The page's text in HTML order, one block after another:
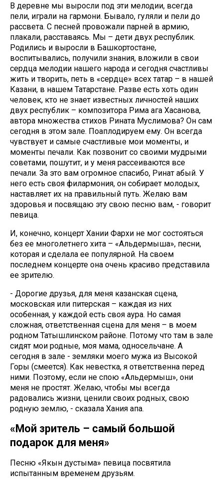
В деревне мы выросли под эти мелодии, всегда
пели, играли на гармони. Бывало, гуляли и пели до
рассвета. С песней провожали парней в армию,
плакали, расставаясь. Мы – дети двух республик.
Родились и выросли в Башкортостане,
воспитывались, получили знания, вложили в свои
сердца мелодии нашего народа и сегодня счастливы
жить и творить, петь в «сердце» всех татар – в нашей
Казани, в нашем Татарстане. Разве есть хоть один
человек, кто не знает известных личностей наших
двух республик – композитора Рима ага Хасанова,
автора множества стихов Рината Муслимова? Он сам
сегодня в этом зале. Поаплодируем ему. Он всегда
чувствует и самые счастливые мои моменты, и
моменты печали. Как позвонит со своими мудрыми
советами, пошутит, и у меня рассеиваются все
печали. За это вам огромное спасибо, Ринат абый. У
него есть своя филармония, он собирает молодых,
наставляет их на правильный путь. Желаю вам
здоровья и посвящаю эту свою песню вам, - говорит
певица.
И, конечно, концерт Хании Фархи не мог состояться
без ее многолетнего хита – «Альдермыша», песни,
которая и сделала ее популярной. На своем
последнем концерте она очень красиво представила
ее зрителю.
- Дорогие друзья, для меня казанская сцена,
московская или питерская – каждая из них
особенная, у каждой есть своя аура. Но самая
сложная, ответственная сцена для меня – в моем
родном Татышлинском районе. Потому что там в зале
сидят мои родные, моя мама, односельчане. А
сегодня в зале - земляки моего мужа из Высокой
Горы (смеется). Как невестка, я ответственна перед
ними. Поэтому, если не спою «Альдермыш», они
меня не простят. Желаю, чтобы мы всегда
радовались жизни, ценили своих родных, свою
родную землю, - сказала Хания апа.
«Мой зритель – самый большой
подарок для меня»
Песню «Якын дустыма» певица посвятила
испытанным временем друзьям.